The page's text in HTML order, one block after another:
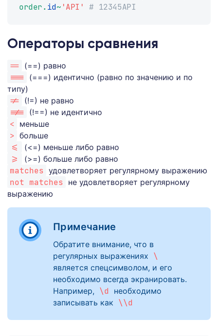
order . id~ 'API' # 12345API
Операторы сравнения
== (==) равно
=== (===) идентично (равно по значению и по
типу)
!= (!=) не равно
!== (!==) не идентично
< меньше
> больше
<=
(<=) меньше либо равно
>=
(>=) больше либо равно
matches удовлетворяет регулярному выражению
not matches не удовлетворяет регулярному
выражению
Примечание
Обратите внимание, что в
регулярных выражениях \
является спецсимволом, и его
необходимо всегда экранировать.
Например, \d
необходимо
записывать как \\d